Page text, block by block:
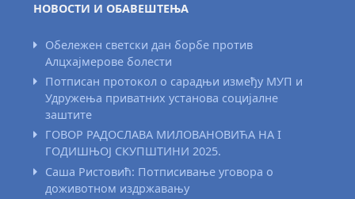
НОВОСТИ И ОБАВЕШТЕЊА
Обележен светски дан борбе против
Алцхајмерове болести
Потписан протокол о сарадњи између МУП и
Удружења приватних установа социјалне
заштите
ГОВОР РАДОСЛАВА МИЛОВАНОВИЋА НА I
ГОДИШЊОЈ СКУПШТИНИ 2025.
Саша Ристовић: Потписивање уговора о
доживотном издржавању